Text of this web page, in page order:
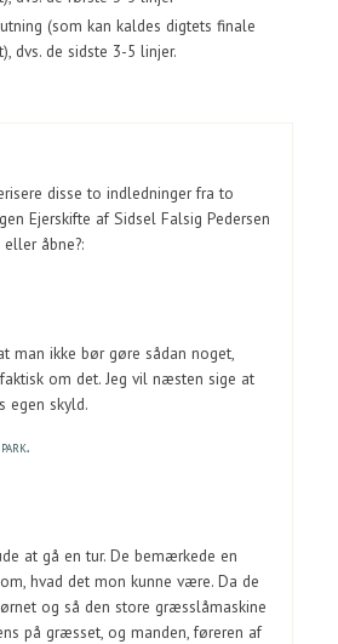
(som kan kaldes digtets finale
dvs. de sidste 3-5 linjer.
disse to indledninger fra to
Ejerskifte af Sidsel Falsig Pedersen
åbne?:
man ikke bør gøre sådan noget,
om det. Jeg vil næsten sige at
egen skyld.
.
at gå en tur. De bemærkede en
hvad det mon kunne være. Da de
og så den store græsslåmaskine
på græsset, og manden, føreren af